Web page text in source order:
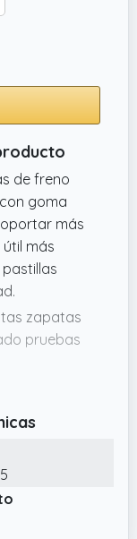
de freno
goma
más
más
zapatas
pruebas
de freno
favorece